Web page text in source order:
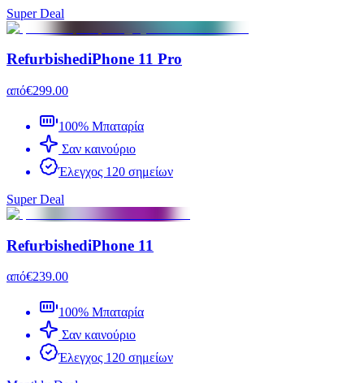
Super Deal
RefurbishediPhone 11 Pro
από€299.00
100% Μπαταρία
Σαν καινούριο
Έλεγχος 120 σημείων
Super Deal
RefurbishediPhone 11
από€239.00
100% Μπαταρία
Σαν καινούριο
Έλεγχος 120 σημείων